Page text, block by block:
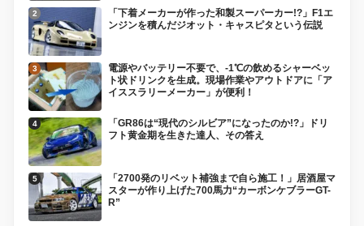
「下着メーカーが作った和製スーパーカー!?」F1エ
ンジンを積んだジオット・キャスピタという伝説
電源やバッテリー不要で、-1℃の飲めるシャーベッ
ト状ドリンクを生成。現場作業やアウトドアに「ア
イススラリーメーカー」が便利！
「GR86は“現代のシルビア”になったのか!?」ドリ
フト黄金期を生きた達人、その答え
「2700発のリベット補強まで自ら施工！」居酒屋マ
スターが作り上げた700馬力“カーボンケブラーGT-
R”